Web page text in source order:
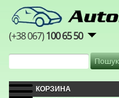
(+38 067)100 65 50
КОРЗИНА